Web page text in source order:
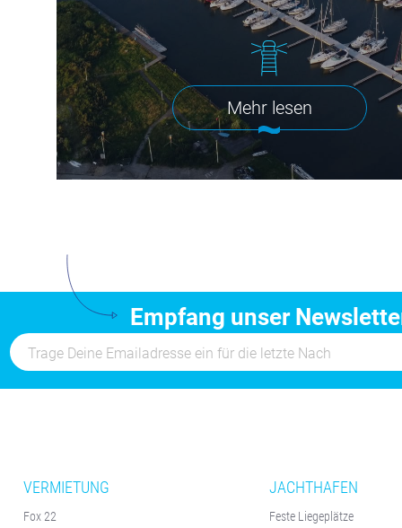
Mehr lesen
Empfang unser
VERMIETUNG
Fox 22
JACHTHAFEN
Feste Liegeplätze